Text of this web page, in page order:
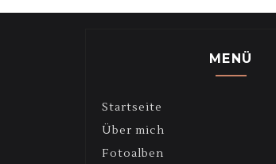
MENÜ
Startseite
Über mich
Fotoalben